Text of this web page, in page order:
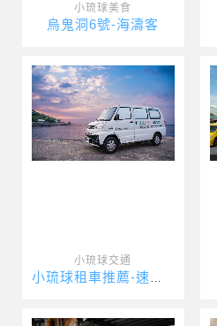
小琉球美食
烏鬼洞6號-海濤客
小琉球交通